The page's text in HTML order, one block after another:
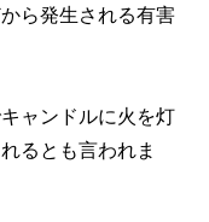
ら発生される有害
ャンドルに火を灯
るとも言われま